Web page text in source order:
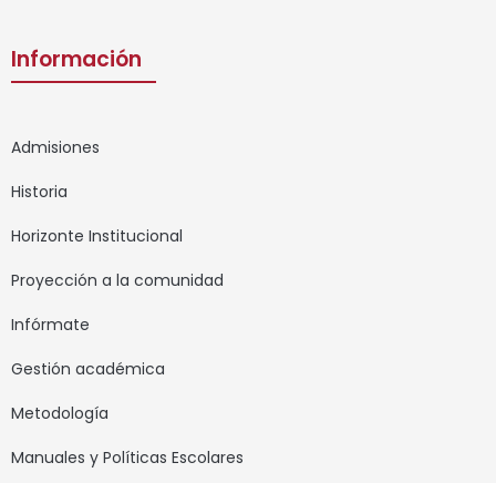
Información
Admisiones
Historia
Horizonte Institucional
Proyección a la comunidad
Infórmate
Gestión académica
Metodología
Manuales y Políticas Escolares